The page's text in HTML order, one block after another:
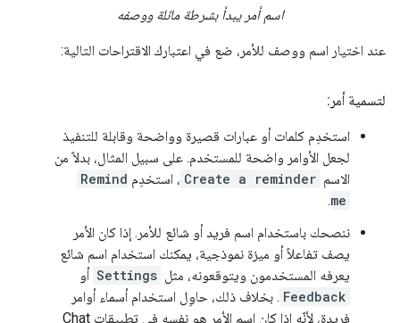
اسم أمر يبدأ بشرطة مائلة ووصفه
عند اختيار اسم ووصف للأمر، ضع في اعتبارك الاقتراحات التالية:
لتسمية أمر:
استخدِم كلمات أو عبارات قصيرة وواضحة وقابلة للتنفيذ
لجعل الأوامر واضحة للمستخدم. على سبيل المثال، بدلاً من
الاسم Create a reminder ، استخدِم Remind
me
.
ننصحك باستخدام اسم فريد أو شائع للأمر. إذا كان الأمر
يصف تفاعلاً أو ميزة نموذجية، يمكنك استخدام اسم شائع
يعرفه المستخدمون ويتوقعونه، مثل Settings أو
Feedback . بخلاف ذلك، حاوِل استخدام أسماء أوامر
فريدة، لأنّه إذا كان اسم الأمر هو نفسه في تطبيقات Chat